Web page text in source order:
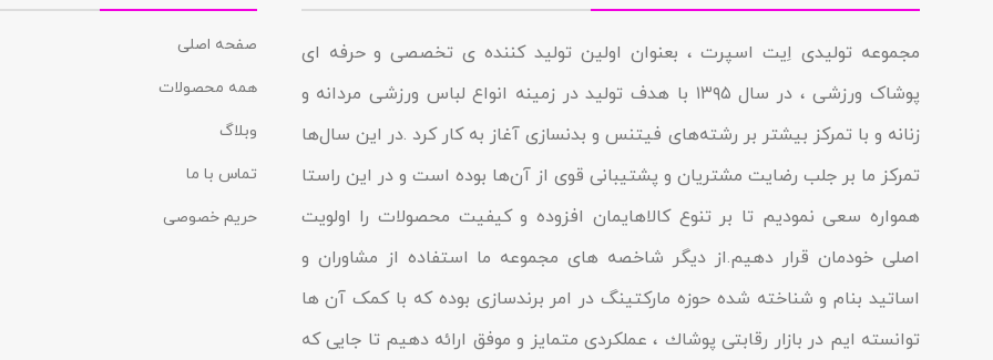
مجموعه تولیدى اِیت اسپرت ، بعنوان اولین تولید کننده ی تخصصی و حرفه ای
پوشاک ورزشی ، در سال ۱۳۹۵ با هدف تولید در زمینه انواع لباس ورزشی مردانه و
زنانه و با تمرکز بیشتر بر رشته‌های فیتنس و بدنسازی آغاز به کار کرد .در این سال‌ها
تمرکز ما بر جلب رضایت مشتریان و پشتیبانی قوی از آن‌ها بوده است و در این راستا
همواره سعی نمودیم تا بر تنوع کالاهایمان افزوده و کیفیت محصولات را اولویت
اصلی خودمان قرار دهیم.از دیگر شاخصه هاى مجموعه ما استفاده از مشاوران و
اساتید بنام و شناخته شده حوزه مارکتینگ در امر برندسازى بوده که با کمک آن ها
توانسته ایم در بازار رقابتى پوشاك ، عملکردى متمایز و موفق ارائه دهیم تا جایى که
صفحه اصلی
همه محصولات
وبلاگ
تماس با ما
حریم خصوصی